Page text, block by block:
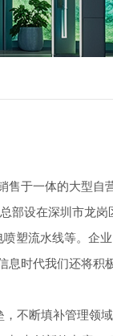
于一体的大型自
设在深圳市龙
塑流水线等。企
时代我们还将积
断填补管理领